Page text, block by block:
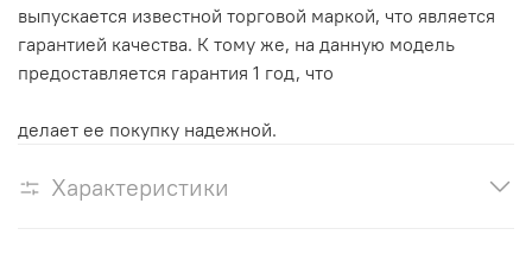
выпускается известной торговой маркой, что является
гарантией качества. К тому же, на данную модель
предоставляется гарантия 1 год, что
делает ее покупку надежной.
Характеристики